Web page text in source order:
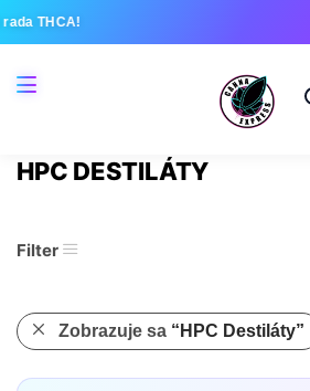
THCA!
HPC DESTILÁTY
Filter
Zobrazuje sa “HPC Destiláty”